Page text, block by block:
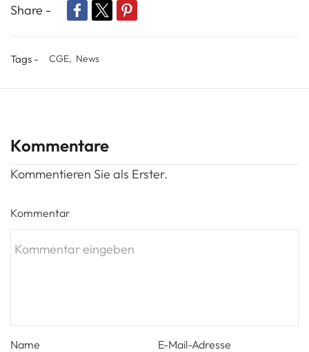
Share -
Tags - CGE, News
Kommentare
Kommentieren Sie als Erster.
Kommentar
Name E-Mail-Adresse